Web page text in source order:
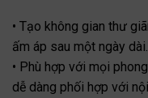
• Tạo không gian thư
ấm áp sau một ngày dài.
• Phù hợp với mọi
dễ dàng phối hợp với